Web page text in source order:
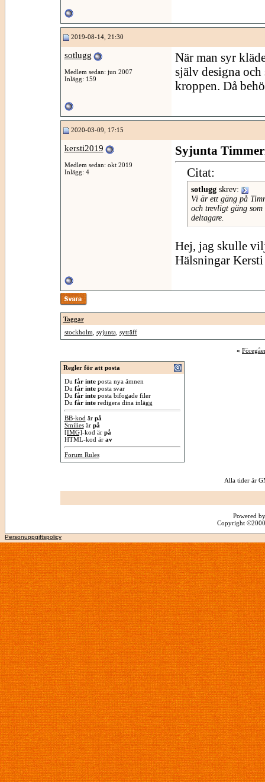
2019-08-14, 21:30
sotlugg
Medlem sedan: jun 2007
Inlägg: 159
När man syr
själv designa och
kroppen. Då
2020-03-09, 17:15
kersti2019
Medlem sedan: okt 2019
Inlägg: 4
Syjunta
Citat:
sotluggskrev:
Vi är ett gäng på
och trevligt gäng
deltagare.
Hej, jag skulle
Hälsningar Kersti
Taggar
stockholm syjunta, syträff
«
Regler för att posta
Du får inteposta nya ämnen
Du får inteposta svar
Du får inteposta bifogade filer
Du får interedigera dina inlägg
BB-kod är på
Smiliesär på
[IMG]-kod är på
HTML-kod är av
Forum Rules
Alla tider är
Powered
Copyright
Personuppgiftspolicy